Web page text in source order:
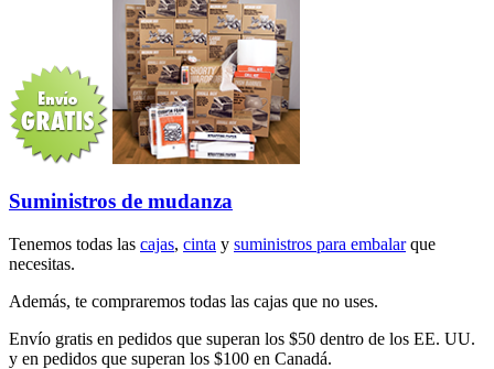
Suministros de mudanza
Tenemos todas las cajas, cinta y suministros para embalarque
necesitas.
Además, te compraremos todas las cajas que no uses.
Envío gratis en pedidos que superan los $50 dentro de los EE. UU.
y en pedidos que superan los $100 en Canadá.